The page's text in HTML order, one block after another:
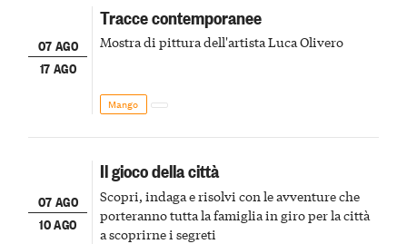
07 AGO
17 AGO
Tracce contemporanee
Mostra di pittura dell'artista Luca Olivero
Mango
07 AGO
10 AGO
Il gioco della città
Scopri, indaga e risolvi con le avventure che
porteranno tutta la famiglia in giro per la città
a scoprirne i segreti